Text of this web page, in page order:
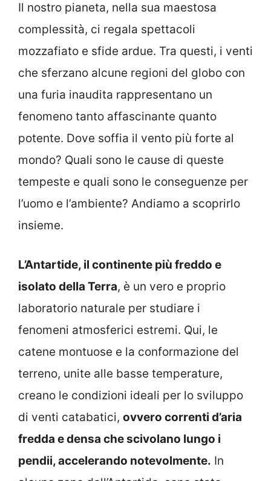
Il nostro pianeta, nella sua maestosa
complessità, ci regala spettacoli
mozzafiato e sfide ardue. Tra questi, i venti
che sferzano alcune regioni del globo con
una furia inaudita rappresentano un
fenomeno tanto affascinante quanto
potente. Dove soffia il vento più forte al
mondo? Quali sono le cause di queste
tempeste e quali sono le conseguenze per
l’uomo e l’ambiente? Andiamo a scoprirlo
insieme.
L’Antartide, il continente più freddo e
isolato della Terra, è un vero e proprio
laboratorio naturale per studiare i
fenomeni atmosferici estremi. Qui, le
catene montuose e la conformazione del
terreno, unite alle basse temperature,
creano le condizioni ideali per lo sviluppo
di venti catabatici, ovvero correnti d’aria
fredda e densa che scivolano lungo i
pendii, accelerando notevolmente. In